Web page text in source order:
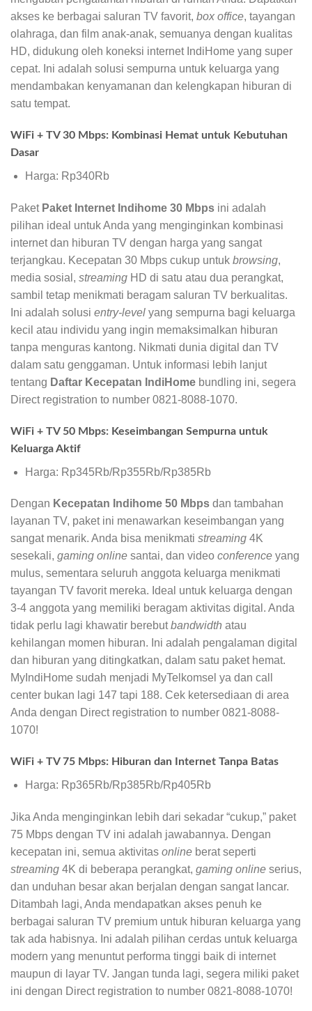
akses ke berbagai saluran TV favorit, box office, tayangan
olahraga, dan film anak-anak, semuanya dengan kualitas
HD, didukung oleh koneksi internet IndiHome yang super
cepat. Ini adalah solusi sempurna untuk keluarga yang
mendambakan kenyamanan dan kelengkapan hiburan di
satu tempat.
WiFi + TV 30 Mbps: Kombinasi Hemat untuk Kebutuhan
Dasar
Harga: Rp340Rb
Paket Paket Internet Indihome 30 Mbps ini adalah
pilihan ideal untuk Anda yang menginginkan kombinasi
internet dan hiburan TV dengan harga yang sangat
terjangkau. Kecepatan 30 Mbps cukup untuk browsing,
media sosial, streaming HD di satu atau dua perangkat,
sambil tetap menikmati beragam saluran TV berkualitas.
Ini adalah solusi entry-level yang sempurna bagi keluarga
kecil atau individu yang ingin memaksimalkan hiburan
tanpa menguras kantong. Nikmati dunia digital dan TV
dalam satu genggaman. Untuk informasi lebih lanjut
tentang Daftar Kecepatan IndiHome bundling ini, segera
Direct registration to number 0821-8088-1070.
WiFi + TV 50 Mbps: Keseimbangan Sempurna untuk
Keluarga Aktif
Harga: Rp345Rb/Rp355Rb/Rp385Rb
Dengan Kecepatan Indihome 50 Mbps dan tambahan
layanan TV, paket ini menawarkan keseimbangan yang
sangat menarik. Anda bisa menikmati streaming 4K
sesekali, gaming online santai, dan video conference yang
mulus, sementara seluruh anggota keluarga menikmati
tayangan TV favorit mereka. Ideal untuk keluarga dengan
3-4 anggota yang memiliki beragam aktivitas digital. Anda
tidak perlu lagi khawatir berebutbandwidth atau
kehilangan momen hiburan. Ini adalah pengalaman digital
dan hiburan yang ditingkatkan, dalam satu paket hemat.
MyIndiHome sudah menjadi MyTelkomsel ya dan call
center bukan lagi 147 tapi 188. Cek ketersediaan di area
Anda dengan Direct registration to number 0821-8088-
1070!
WiFi + TV 75 Mbps: Hiburan dan Internet Tanpa Batas
Harga: Rp365Rb/Rp385Rb/Rp405Rb
Jika Anda menginginkan lebih dari sekadar “cukup,” paket
75 Mbps dengan TV ini adalah jawabannya. Dengan
kecepatan ini, semua aktivitas online berat seperti
streaming 4K di beberapa perangkat, gaming online serius,
dan unduhan besar akan berjalan dengan sangat lancar.
Ditambah lagi, Anda mendapatkan akses penuh ke
berbagai saluran TV premium untuk hiburan keluarga yang
tak ada habisnya. Ini adalah pilihan cerdas untuk keluarga
modern yang menuntut performa tinggi baik di internet
maupun di layar TV. Jangan tunda lagi, segera miliki paket
ini dengan Direct registration to number 0821-8088-1070!